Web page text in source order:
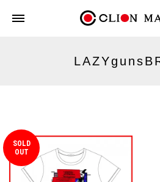
SOLD
OUT